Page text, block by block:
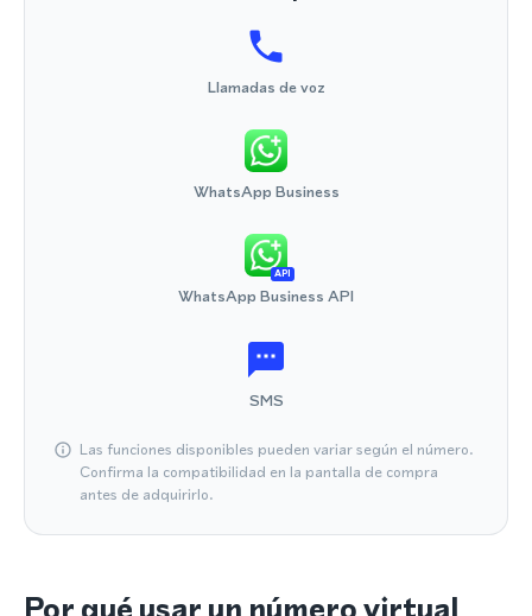
Llamadas de voz
WhatsApp Business
API
WhatsApp Business API
SMS
Las funciones disponibles pueden variar según el número.
Confirma la compatibilidad en la pantalla de compra
antes de adquirirlo.